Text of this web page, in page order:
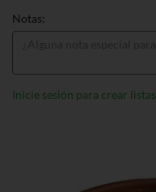
Notas:
Inicie sesión para crear listas